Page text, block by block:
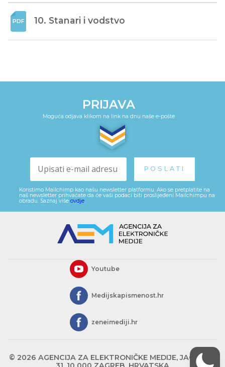
10. Stanari i vodstvo
PRIJAVA
Moguća odjava klikom na link na dnu naše e-pošte
Koristimo Mailchimp kao našu newsletter platformu. Ako se pretplatite na
naš newsletter prihvaćate da će vaši podaci biti proslijeđeni Mailchimpu na
obradu. Saznaj više ovdje
Youtube
Medijskapismenost.hr
zeneimediji.hr
© 2026 AGENCIJA ZA ELEKTRONIČKE MEDIJE, JAGIĆEVA